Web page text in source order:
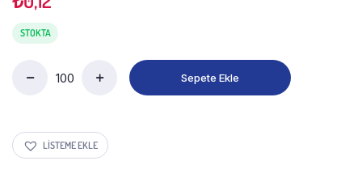
STOKTA
Sepete Ekle
LISTEME EKLE